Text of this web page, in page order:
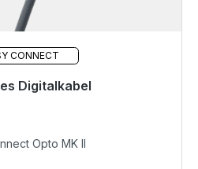
CONNECT
Digitalkabel
Lieferzeit 48h*
Opto MK II